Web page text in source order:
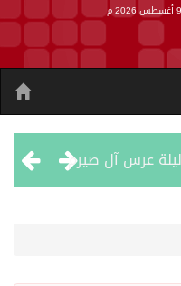
9 أغسطس 2026 م
ليلة عرس آل صيرم